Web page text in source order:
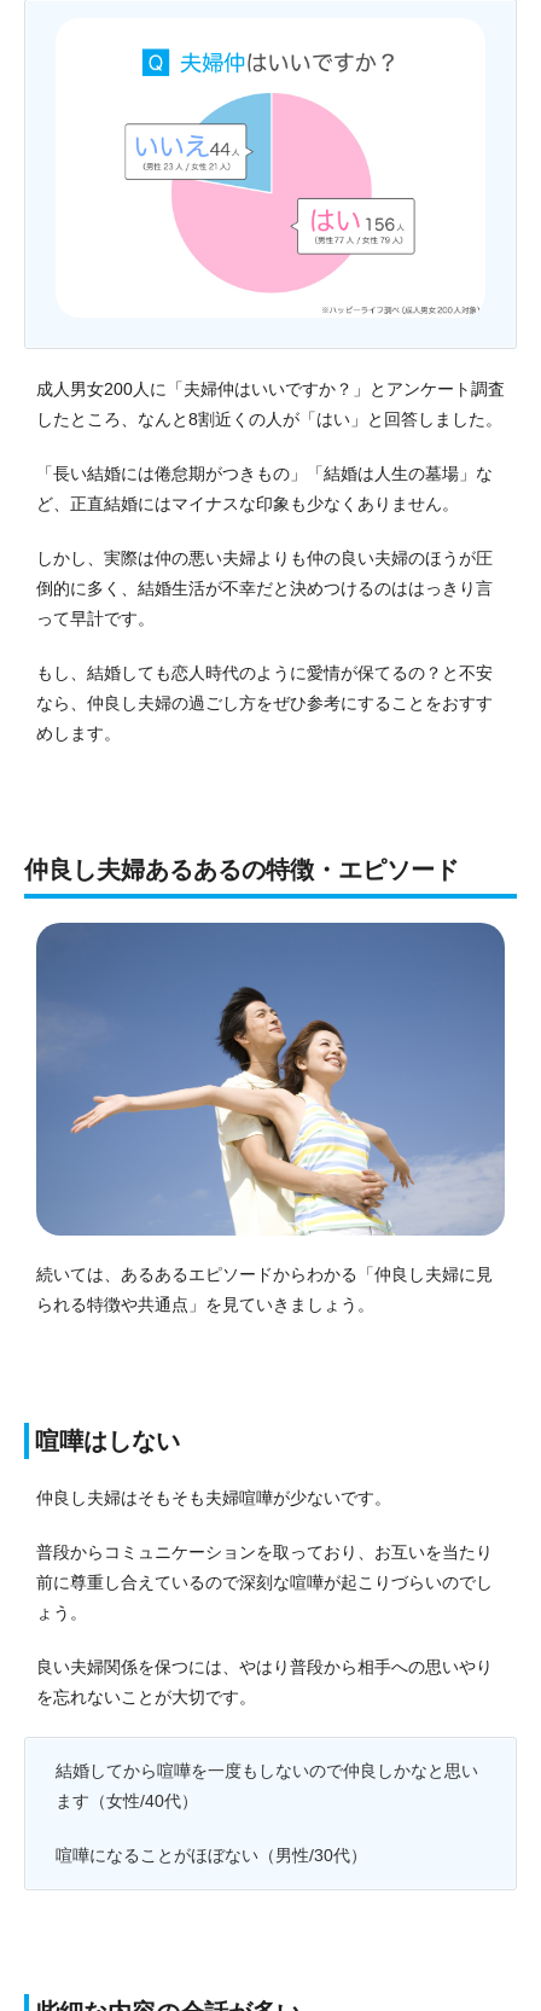
成人男女200人に「夫婦仲はいいですか？」とアンケート調査
したところ、なんと8割近くの人が「はい」と回答しました。
「長い結婚には倦怠期がつきもの」「結婚は人生の墓場」な
ど、正直結婚にはマイナスな印象も少なくありません。
しかし、実際は仲の悪い夫婦よりも仲の良い夫婦のほうが圧
倒的に多く、結婚生活が不幸だと決めつけるのははっきり言
って早計です。
もし、結婚しても恋人時代のように愛情が保てるの？と不安
なら、仲良し夫婦の過ごし方をぜひ参考にすることをおすす
めします。
仲良し夫婦あるあるの特徴・エピソード
続いては、あるあるエピソードからわかる「仲良し夫婦に見
られる特徴や共通点」を見ていきましょう。
喧嘩はしない
仲良し夫婦はそもそも夫婦喧嘩が少ないです。
普段からコミュニケーションを取っており、お互いを当たり
前に尊重し合えているので深刻な喧嘩が起こりづらいのでし
ょう。
良い夫婦関係を保つには、やはり普段から相手への思いやり
を忘れないことが大切です。
結婚してから喧嘩を一度もしないので仲良しかなと思い
ます（女性/40代）
喧嘩になることがほぼない（男性/30代）